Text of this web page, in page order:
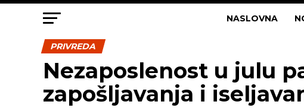
NASLOVNA
PRIVREDA
Nezaposlenost u julu
zapošljavanja i